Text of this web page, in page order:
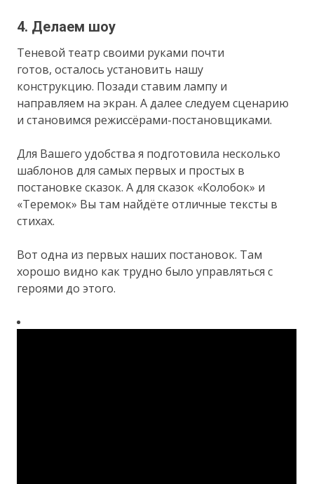
4. Делаем шоу
Теневой театр своими руками почти
готов, осталось установить нашу
конструкцию. Позади ставим лампу и
направляем на экран. А далее следуем сценарию
и становимся режиссёрами-постановщиками.
Для Вашего удобства я подготовила несколько
шаблонов для самых первых и простых в
постановке сказок. А для сказок «Колобок» и
«Теремок» Вы там найдёте отличные тексты в
стихах.
Вот одна из первых наших постановок. Там
хорошо видно как трудно было управляться с
героями до этого.